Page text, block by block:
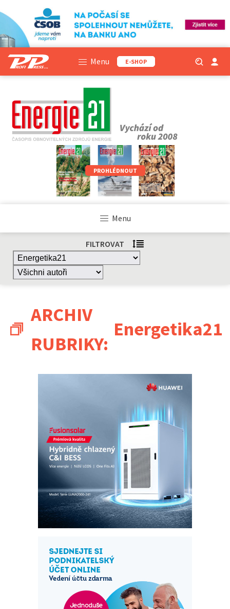
Menu E-SHOP
PROHLÉDNOUT
Menu
FILTROVAT
ARCHIV
RUBRIKY:
Energetika21